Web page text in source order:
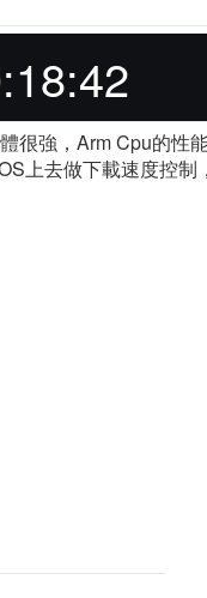
很強，Arm Cpu的性
上去做下載速度控